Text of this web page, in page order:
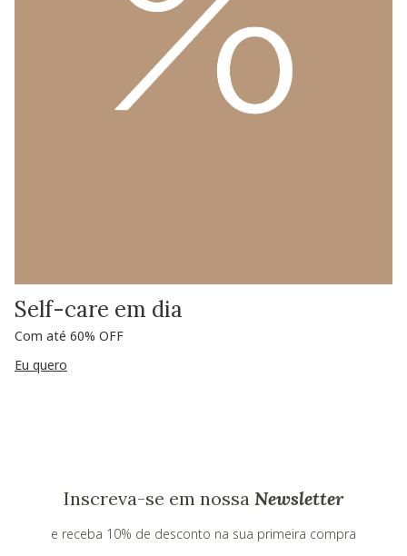
Self-care em dia
Com até 60% OFF
Eu quero
Inscreva-se em nossa Newsletter
e receba 10% de desconto na sua primeira compra